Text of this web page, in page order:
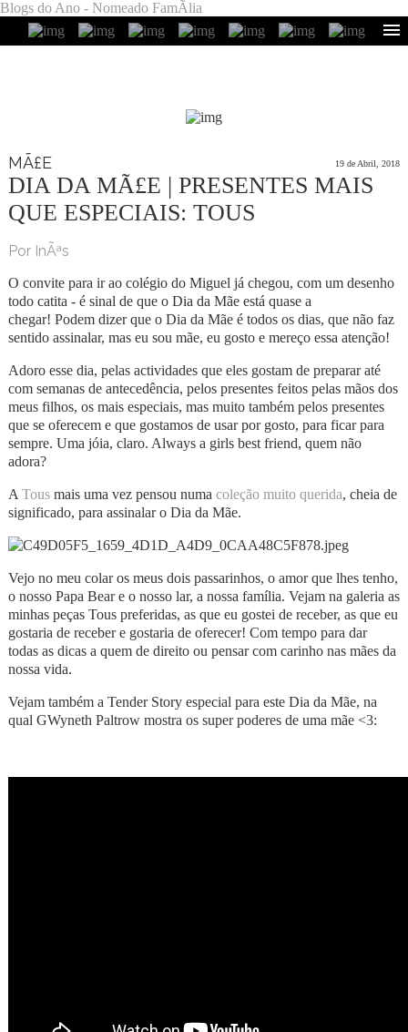
Blogs do Ano - Nomeado FamÃ­lia
MÃ£E 19 de Abril, 2018
DIA DA MÃ£E | PRESENTES MAIS
QUE ESPECIAIS: TOUS
Por InÃªs
O convite para ir ao colégio do Miguel já chegou, com um desenho
todo catita - é sinal de que o Dia da Mãe está quase a
chegar! Podem dizer que o Dia da Mãe é todos os dias, que não faz
sentido assinalar, mas eu sou mãe, eu gosto e mereço essa atenção!
Adoro esse dia, pelas actividades que eles gostam de preparar até
com semanas de antecedência, pelos presentes feitos pelas mãos dos
meus filhos, os mais especiais, mas muito também pelos presentes
que se oferecem e que gostamos de usar por gosto, para ficar para
sempre. Uma jóia, claro. Always a girls best friend, quem não
adora?
ATousmais uma vez pensou numa coleção muito querida, cheia de
significado, para assinalar o Dia da Mãe.
Vejo no meu colar os meus dois passarinhos, o amor que lhes tenho,
o nosso Papa Bear e o nosso lar, a nossa família. Vejam na galeria as
minhas peças Tous preferidas, as que eu gostei de receber, as que eu
gostaria de receber e gostaria de oferecer! Com tempo para dar
todas as dicas a quem de direito ou pensar com carinho nas mães da
nossa vida.
Vejam também a Tender Story especial para este Dia da Mãe, na
qual GWyneth Paltrow mostra os super poderes de uma mãe <3: